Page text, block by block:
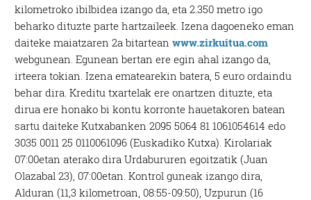
kilometroko ibilbidea izango da, eta 2.350 metro igo
beharko dituzte parte hartzaileek. Izena dagoeneko eman
daiteke maiatzaren 2a bitarteanwww.zirkuitua.com
webgunean. Egunean bertan ere egin ahal izango da,
irteera tokian. Izena ematearekin batera, 5 euro ordaindu
behar dira. Kreditu txartelak ere onartzen dituzte, eta
dirua ere honako bi kontu korronte hauetakoren batean
sartu daiteke Kutxabanken 2095 5064 81 1061054614 edo
3035 0011 25 0110061096 (Euskadiko Kutxa). Kirolariak
07:00etan aterako dira Urdabururen egoitzatik (Juan
Olazabal 23), 07:00etan. Kontrol guneak izango dira,
Alduran (11,3 kilometroan, 08:55-09:50), Uzpurun (16